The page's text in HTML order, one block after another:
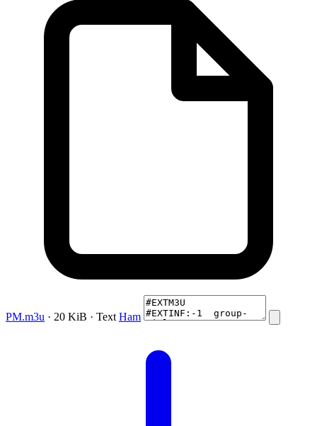
PM.m3u · 20 KiB · Text Ham